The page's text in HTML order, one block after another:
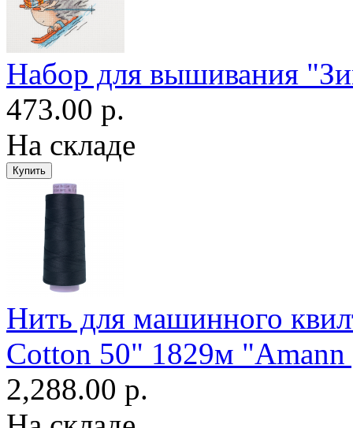
Набор для вышивания
473.00 р.
На складе
Нить для машинного
Cotton 50" 1829м
2,288.00 р.